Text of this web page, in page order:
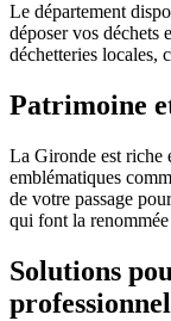
Le département
déposer vos déchets
déchetteries locales,
Patrimoine
La Gironde est riche
emblématiques
de votre passage
qui font la
Solutions